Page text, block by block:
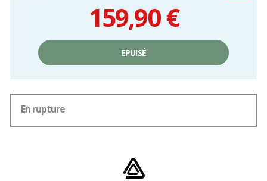
159,90 €
unitaire,
EPUISÉ
En rupture